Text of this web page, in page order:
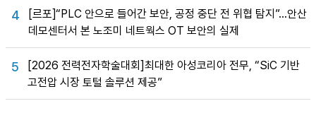
4
[르포]“PLC 안으로 들어간 보안, 공정 중단 전 위협 탐지”…안산
데모센터서 본 노조미 네트웍스 OT 보안의 실제
5
[2026 전력전자학술대회]최대한 아성코리아 전무, “SiC 기반
고전압 시장 토털 솔루션 제공”